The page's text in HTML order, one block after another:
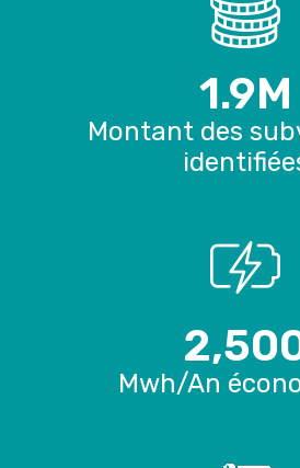
1.9M
Montant des
Mwh/An